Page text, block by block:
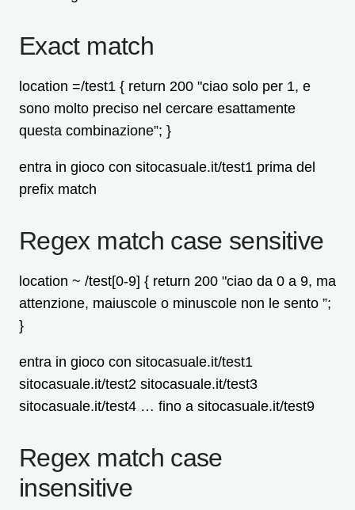
Exact match
location =/test1 { return 200 "ciao solo per 1, e
sono molto preciso nel cercare esattamente
questa combinazione”; }
entra in gioco con sitocasuale.it/test1 prima del
prefix match
Regex match case sensitive
location ~ /test[0-9] { return 200 "ciao da 0 a 9, ma
attenzione, maiuscole o minuscole non le sento ”;
}
entra in gioco con sitocasuale.it/test1
sitocasuale.it/test2 sitocasuale.it/test3
sitocasuale.it/test4 … fino a sitocasuale.it/test9
Regex match case
insensitive